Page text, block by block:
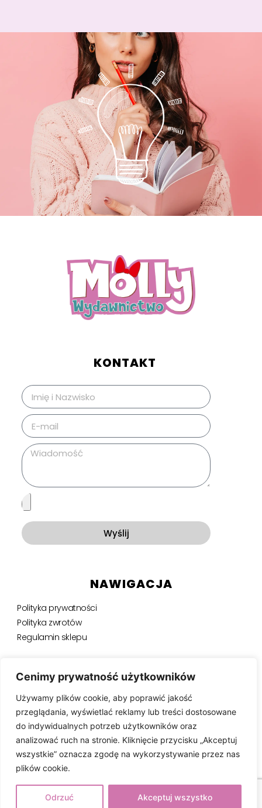
Cenimy prywatność użytkowników
Używamy plików cookie, aby poprawić jakość
przeglądania, wyświetlać reklamy lub treści dostosowane
do indywidualnych potrzeb użytkowników oraz
analizować ruch na stronie. Kliknięcie przycisku „Akceptuj
wszystkie” oznacza zgodę na wykorzystywanie przez nas
plików cookie.
Odrzuć Akceptuj wszystko
KONTAKT
Wyślij
NAWIGACJA
Polityka prywatności
Polityka zwrotów
Regulamin sklepu
NEWSLETTER
Bądź na bieżąco, otrzymuj ekskluzywne oferty i nie tylko.
SUBSKRYBUJ ⟶